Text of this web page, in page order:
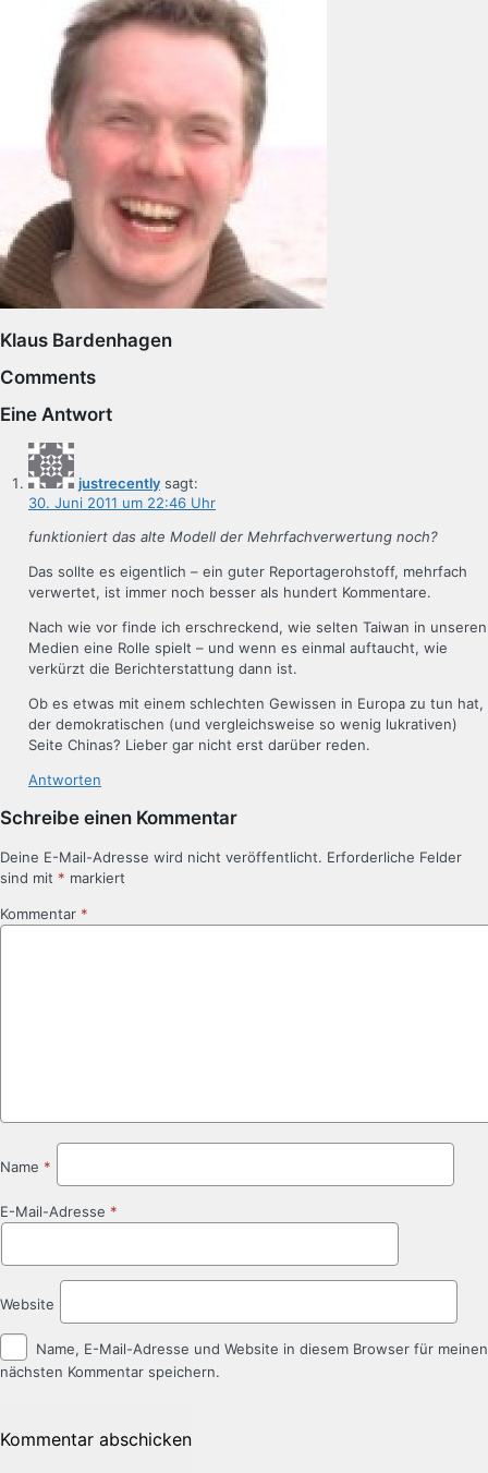
Klaus Bardenhagen
Comments
Eine Antwort
justrecently sagt:
30. Juni 2011 um 22:46 Uhr
funktioniert das alte Modell der Mehrfachverwertung noch?
Das sollte es eigentlich – ein guter Reportagerohstoff, mehrfach
verwertet, ist immer noch besser als hundert Kommentare.
Nach wie vor finde ich erschreckend, wie selten Taiwan in unseren
Medien eine Rolle spielt – und wenn es einmal auftaucht, wie
verkürzt die Berichterstattung dann ist.
Ob es etwas mit einem schlechten Gewissen in Europa zu tun hat,
der demokratischen (und vergleichsweise so wenig lukrativen)
Seite Chinas? Lieber gar nicht erst darüber reden.
Antworten
Schreibe einen Kommentar
Deine E-Mail-Adresse wird nicht veröffentlicht. Erforderliche Felder
sind mit * markiert
Kommentar *
Name *
E-Mail-Adresse *
Website
Name, E-Mail-Adresse und Website in diesem Browser für meinen
nächsten Kommentar speichern.